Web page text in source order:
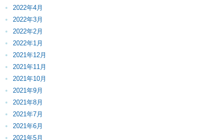
2022年4月
2022年3月
2022年2月
2022年1月
2021年12月
2021年11月
2021年10月
2021年9月
2021年8月
2021年7月
2021年6月
2021年5月